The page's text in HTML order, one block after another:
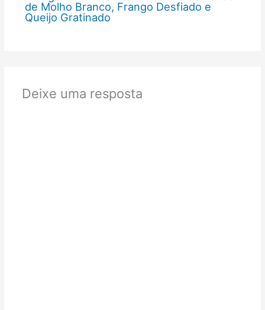
de Molho Branco, Frango Desfiado e
Queijo Gratinado
Deixe uma resposta